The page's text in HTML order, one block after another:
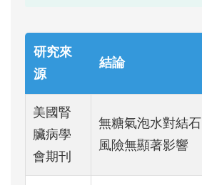
研究來
源
結論
美國腎
臟病學
會期刊
無糖氣泡水對結石
風險無顯著影響